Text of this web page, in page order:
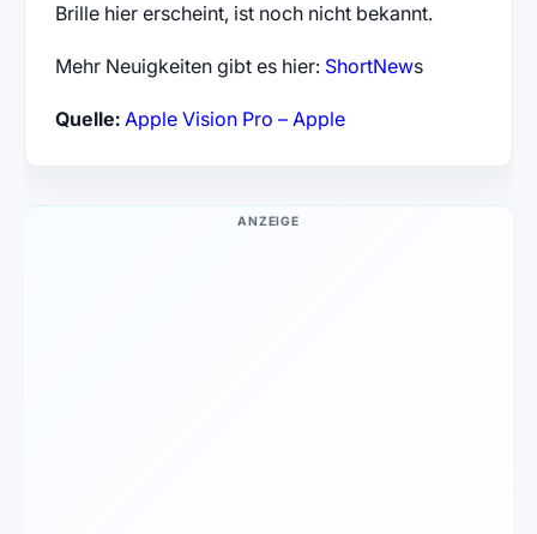
Brille hier erscheint, ist noch nicht bekannt.
Mehr Neuigkeiten gibt es hier: ShortNews
Quelle: Apple Vision Pro – Apple(öffnet in neuem Tab)
ANZEIGE